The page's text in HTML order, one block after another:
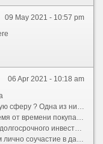
09 May 2021 - 10:57 pm
06 Apr 2021 - 10:18 am
и ремонтируется по довольно низкой цене, а перепродается по намного более очень высокой стоимости.
перепродать. Промежуток времени между приобретением и перепродажей зачастую образует от пары месяцев и до одного года.
- тогда вы сумеете успешно заработать реальные средства!
а удобный случай удвоить собственный стартовый капитал во много раз.